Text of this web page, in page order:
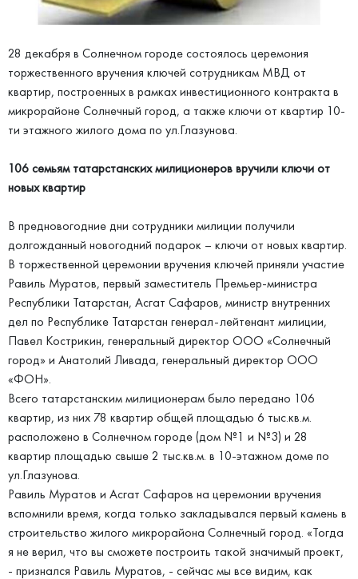
28 декабря в Солнечном городе состоялось церемония
торжественного вручения ключей сотрудникам МВД от
квартир, построенных в рамках инвестиционного контракта в
микрорайоне Солнечный город, а также ключи от квартир 10-
ти этажного жилого дома по ул.Глазунова.
106 семьям татарстанских милиционеров вручили ключи от
новых квартир
В предновогодние дни сотрудники милиции получили
долгожданный новогодний подарок – ключи от новых квартир.
В торжественной церемонии вручения ключей приняли участие
Равиль Муратов, первый заместитель Премьер-министра
Республики Татарстан, Асгат Сафаров, министр внутренних
дел по Республике Татарстан генерал-лейтенант милиции,
Павел Кострикин, генеральный директор ООО «Солнечный
город» и Анатолий Ливада, генеральный директор ООО
«ФОН».
Всего татарстанским милиционерам было передано 106
квартир, из них 78 квартир общей площадью 6 тыс.кв.м.
расположено в Солнечном городе (дом №1 и №3) и 28
квартир площадью свыше 2 тыс.кв.м. в 10-этажном доме по
ул.Глазунова.
Равиль Муратов и Асгат Сафаров на церемонии вручения
вспомнили время, когда только закладывался первый камень в
строительство жилого микрорайона Солнечный город. «Тогда
я не верил, что вы сможете построить такой значимый проект,
- признался Равиль Муратов, - сейчас мы все видим, как